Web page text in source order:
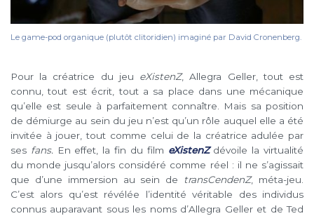
Le game-pod organique (plutôt clitoridien) imaginé par David Cronenberg.
Pour la créatrice du jeu eXistenZ, Allegra Geller, tout est
connu, tout est écrit, tout a sa place dans une mécanique
qu’elle est seule à parfaitement connaître. Mais sa position
de démiurge au sein du jeu n’est qu’un rôle auquel elle a été
invitée à jouer, tout comme celui de la créatrice adulée par
ses fans. En effet, la fin du film eXistenZdévoile la virtualité
du monde jusqu’alors considéré comme réel : il ne s’agissait
que d’une immersion au sein de
transCendenZ, méta-jeu.
C’est alors qu’est révélée l’identité véritable des individus
connus auparavant sous les noms d’Allegra Geller et de Ted